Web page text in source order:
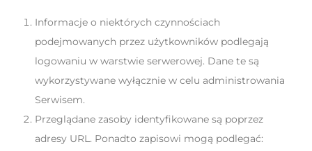
Informacje o niektórych czynnościach
podejmowanych przez użytkowników podlegają
logowaniu w warstwie serwerowej. Dane te są
wykorzystywane wyłącznie w celu administrowania
Serwisem.
Przeglądane zasoby identyfikowane są poprzez
adresy URL. Ponadto zapisowi mogą podlegać: